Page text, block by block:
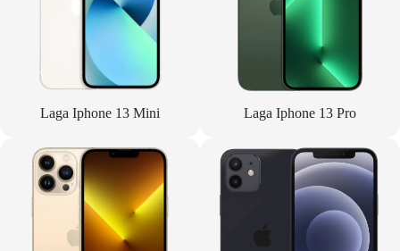
Laga Iphone 13 Mini Laga Iphone 13 Pro